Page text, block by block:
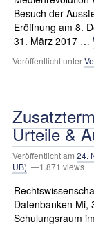
Besuch der
Eröffnung am 8.
31. März 2017 …
Veröffentlicht unter
Urteile &
Veröffentlicht am 24.
UB) —1.871 views
Datenbanken Mi,
Schulungsraum